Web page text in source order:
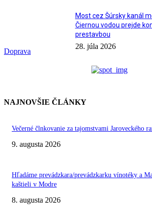
Doprava
Most cez Šúrsky kanál
Čiernou vodou prejde
prestavbou
28. júla 2026
NAJNOVŠIE ČLÁNKY
Večerné člnkovanie za tajomstvami Jaroveckého
9. augusta 2026
Hľadáme prevádzkara/prevádzkarku vínotéky a
kaštieli v Modre
8. augusta 2026